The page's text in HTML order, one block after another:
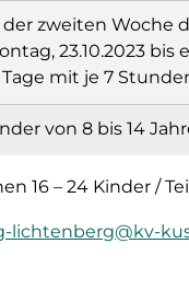
der zweiten Woche
23.10.2023 bis
Tage mit je 7
von 8 bis 14
16 – 24 Kinder /
lichtenberg@kv-